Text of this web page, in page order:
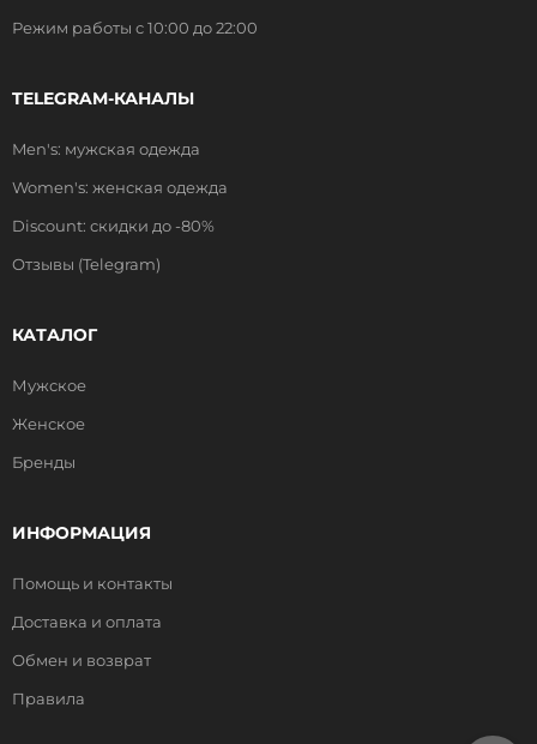
Режим работы с 10:00 до 22:00
TELEGRAM-КАНАЛЫ
Men's: мужская одежда
Women's: женская одежда
Discount: скидки до -80%
Отзывы (Telegram)
КАТАЛОГ
Мужское
Женское
Бренды
ИНФОРМАЦИЯ
Помощь и контакты
Доставка и оплата
Обмен и возврат
Правила